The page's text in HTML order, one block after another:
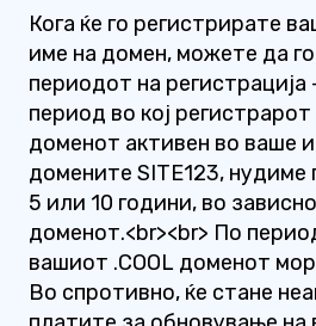
Кога ќе го регистрирате
име на домен, можете да
периодот на
период во кој
доменот активен во ваше
домените SITE123, нудиме
5 или 10 години, во
доменот.<br><br> По
вашиот .COOL доменот
Во спротивно, ќе стане